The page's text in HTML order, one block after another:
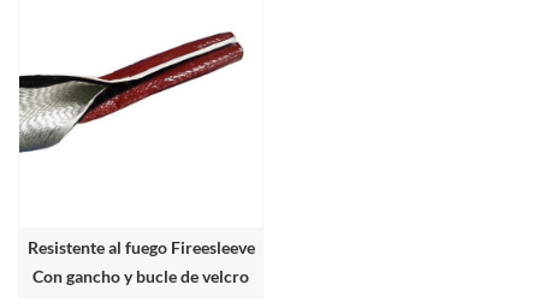
Resistente al fuego Fireesleeve
Con gancho y bucle de velcro